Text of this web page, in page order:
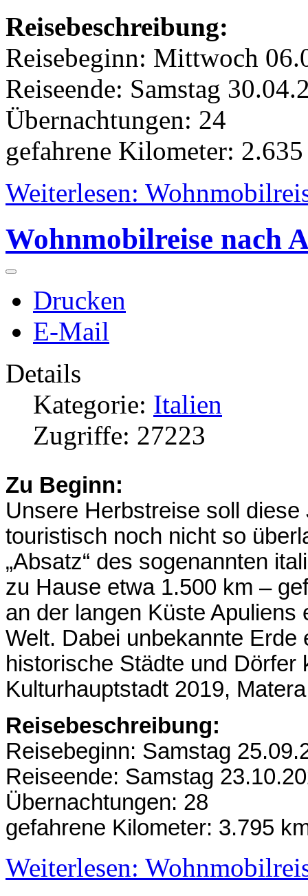
Reisebeschreibung:
Reisebeginn: Mittwoch
Reiseende: Samstag
Übernachtungen: 24
gefahrene Kilometer:
Weiterlesen:
Wohnmobilreise nach
Drucken
E-Mail
Details
Kategorie: Italien
Zugriffe: 27223
Zu Beginn:
Unsere Herbstreise soll
touristisch noch nicht so
„Absatz“ des sogenannten
zu Hause etwa 1.500 km –
an der langen Küste
Welt. Dabei unbekannte
historische Städte und
Kulturhauptstadt 2019,
Reisebeschreibung:
Reisebeginn: Samstag
Reiseende: Samstag
Übernachtungen: 28
gefahrene Kilometer: 3.795
Weiterlesen: